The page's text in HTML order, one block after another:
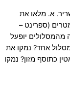
א. מלאו את
ב. איזה מהמסלולים יופעל בריצה 100 מטרים (ספרינט –
מהמסלולים יופעל
אחד? נמקו את
כתוסף מזון? נמקו